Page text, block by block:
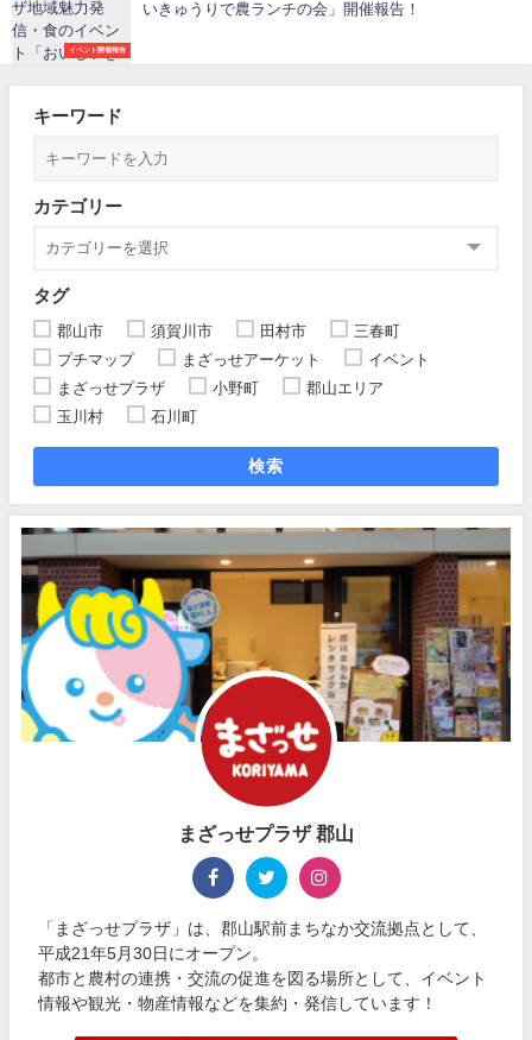
イベント開催報告
いきゅうりで農ランチの会」開催報告！
キーワード
カテゴリー
タグ
郡山市 須賀川市 田村市
三春町
プチマップ
まざっせアーケット
イベント
まざっせプラザ
小野町
郡山エリア
玉川村
石川町
検索
まざっせプラザ 郡山
「まざっせプラザ」は、郡山駅前まちなか交流拠点として、
平成21年5月30日にオープン。
都市と農村の連携・交流の促進を図る場所として、イベント
情報や観光・物産情報などを集約・発信しています！